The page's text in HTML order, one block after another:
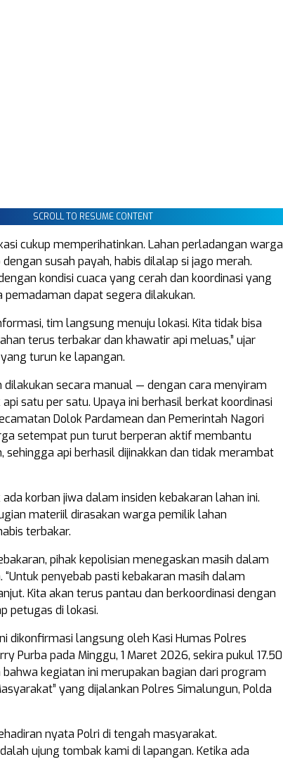
SCROLL TO RESUME CONTENT
cukup memperihatinkan. Lahan perladangan warga
susah payah, habis dilalap si jago merah.
kondisi cuaca yang cerah dan koordinasi yang
pemadaman dapat segera dilakukan.
tim langsung menuju lokasi. Kita tidak bisa
terus terbakar dan khawatir api meluas,” ujar
turun ke lapangan.
dilakukan secara manual — dengan cara menyiram
satu per satu. Upaya ini berhasil berkat koordinasi
Dolok Pardamean dan Pemerintah Nagori
setempat pun turut berperan aktif membantu
sehingga api berhasil dijinakkan dan tidak merambat
korban jiwa dalam insiden kebakaran lahan ini.
materiil dirasakan warga pemilik lahan
terbakar.
pihak kepolisian menegaskan masih dalam
“Untuk penyebab pasti kebakaran masih dalam
Kita akan terus pantau dan berkoordinasi dengan
petugas di lokasi.
dikonfirmasi langsung oleh Kasi Humas Polres
Purba pada Minggu, 1 Maret 2026, sekira pukul 17.50
bahwa kegiatan ini merupakan bagian dari program
yang dijalankan Polres Simalungun, Polda
nyata Polri di tengah masyarakat.
ujung tombak kami di lapangan. Ketika ada